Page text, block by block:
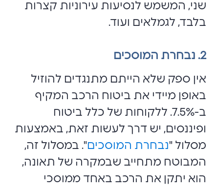
שני, המשמש לנסיעות עירוניות קצרות
בלבד, לגמלאים ועוד.
2. נבחרת המוסכים
אין ספק שלא הייתם מתנגדים להוזיל
באופן מיידי את ביטוח הרכב המקיף
ב-7.5%. ללקוחות של כלל ביטוח
ופיננסים, יש דרך לעשות זאת, באמצעות
מסלול "נבחרת המוסכים". במסלול זה,
המבוטח מתחייב שבמקרה של תאונה,
הוא יתקן את הרכב באחד ממוסכי